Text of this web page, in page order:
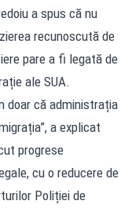
a spus că nu
recunoscută de
pare a fi legată de
ale SUA.
doar că administrația
a explicat
progrese
cu o reducere de
Poliției de